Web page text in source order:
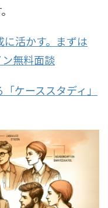
活かす。まずは
ン無料面談
ケーススタディ」